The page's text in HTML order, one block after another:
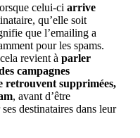
celui-ci arrive
qu’elle soit
que l’emailing a
pour les spams.
revient à parler
campagnes
retrouvent supprimées,
, avant d’être
destinataires dans leur